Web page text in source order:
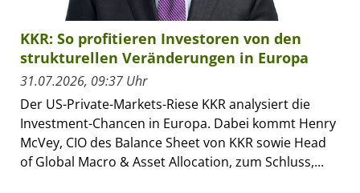
KKR: So profitieren Investoren von den
strukturellen Veränderungen in Europa
31.07.2026, 09:37 Uhr
Der US-Private-Markets-Riese KKR analysiert die
Investment-Chancen in Europa. Dabei kommt Henry
McVey, CIO des Balance Sheet von KKR sowie Head
of Global Macro & Asset Allocation, zum Schluss,...